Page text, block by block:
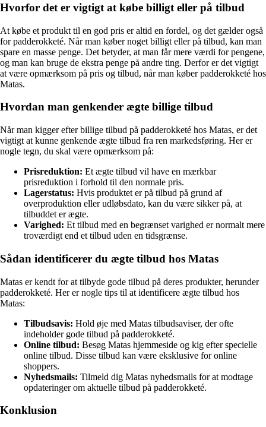
Hvorfor det er vigtigt at købe billigt eller på tilbud
At købe et produkt til en god pris er altid en fordel, og det gælder også
for padderokketé. Når man køber noget billigt eller på tilbud, kan man
spare en masse penge. Det betyder, at man får mere værdi for pengene,
og man kan bruge de ekstra penge på andre ting. Derfor er det vigtigt
at være opmærksom på pris og tilbud, når man køber padderokketé hos
Matas.
Hvordan man genkender ægte billige tilbud
Når man kigger efter billige tilbud på padderokketé hos Matas, er det
vigtigt at kunne genkende ægte tilbud fra ren markedsføring. Her er
nogle tegn, du skal være opmærksom på:
Prisreduktion: Et ægte tilbud vil have en mærkbar
prisreduktion i forhold til den normale pris.
Lagerstatus: Hvis produktet er på tilbud på grund af
overproduktion eller udløbsdato, kan du være sikker på, at
tilbuddet er ægte.
Varighed: Et tilbud med en begrænset varighed er normalt mere
troværdigt end et tilbud uden en tidsgrænse.
Sådan identificerer du ægte tilbud hos Matas
Matas er kendt for at tilbyde gode tilbud på deres produkter, herunder
padderokketé. Her er nogle tips til at identificere ægte tilbud hos
Matas:
Tilbudsavis: Hold øje med Matas tilbudsaviser, der ofte
indeholder gode tilbud på padderokketé.
Online tilbud: Besøg Matas hjemmeside og kig efter specielle
online tilbud. Disse tilbud kan være eksklusive for online
shoppers.
Nyhedsmails: Tilmeld dig Matas nyhedsmails for at modtage
opdateringer om aktuelle tilbud på padderokketé.
Konklusion